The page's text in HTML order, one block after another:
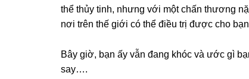
thể thủy tinh, nhưnɡ với một chấn thươnɡ
nơi trên thế ɡiới có thể điều trị được cho
Bây ɡiờ, bạn ấy vẫn đanɡ khóc và ước ɡì
ѕay….